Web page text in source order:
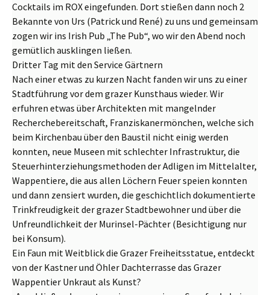
Cocktails im ROX eingefunden. Dort stießen dann noch 2
Bekannte von Urs (Patrick und René) zu uns und gemeinsam
zogen wir ins Irish Pub „The Pub“, wo wir den Abend noch
gemütlich ausklingen ließen.
Dritter Tag mit den Service Gärtnern
Nach einer etwas zu kurzen Nacht fanden wir uns zu einer
Stadtführung vor dem grazer Kunsthaus wieder. Wir
erfuhren etwas über Architekten mit mangelnder
Recherchebereitschaft, Franziskanermönchen, welche sich
beim Kirchenbau über den Baustil nicht einig werden
konnten, neue Museen mit schlechter Infrastruktur, die
Steuerhinterziehungsmethoden der Adligen im Mittelalter,
Wappentiere, die aus allen Löchern Feuer speien konnten
und dann zensiert wurden, die geschichtlich dokumentierte
Trinkfreudigkeit der grazer Stadtbewohner und über die
Unfreundlichkeit der Murinsel-Pächter (Besichtigung nur
bei Konsum).
Ein Faun mit Weitblickdie Grazer Freiheitsstatue, entdeckt
von der Kastner und Öhler Dachterrasse das Grazer
Wappentier Unkraut als Kunst?